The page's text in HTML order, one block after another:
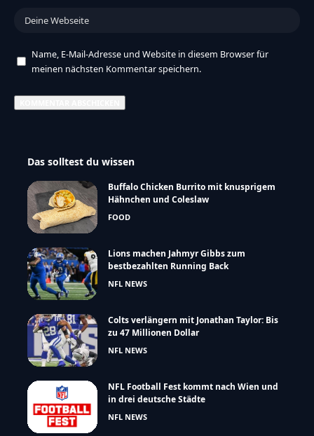
Name, E-Mail-Adresse und Website in diesem Browser für
meinen nächsten Kommentar speichern.
Das solltest du wissen
Buffalo Chicken Burrito mit knusprigem
Hähnchen und Coleslaw
FOOD
Lions machen Jahmyr Gibbs zum
bestbezahlten Running Back
NFL NEWS
Colts verlängern mit Jonathan Taylor: Bis
zu 47 Millionen Dollar
NFL NEWS
NFL Football Fest kommt nach Wien und
in drei deutsche Städte
NFL NEWS